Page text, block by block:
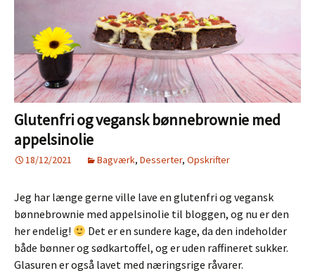
Glutenfri og vegansk bønnebrownie med
appelsinolie
18/12/2021 Bagværk, Desserter, Opskrifter
Jeg har længe gerne ville lave en glutenfri og vegansk
bønnebrownie med appelsinolie til bloggen, og nu er den
her endelig!
Det er en sundere kage, da den indeholder
både bønner og sødkartoffel, og er uden raffineret sukker.
Glasuren er også lavet med næringsrige råvarer.